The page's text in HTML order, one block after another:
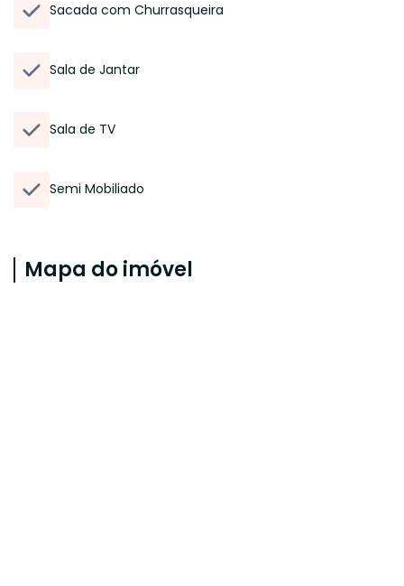
Sacada com Churrasqueira
Sala de Jantar
Sala de TV
Semi Mobiliado
Mapa do imóvel